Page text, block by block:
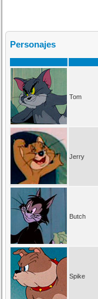
Personajes
Tom
Jerry
Butch
Spike